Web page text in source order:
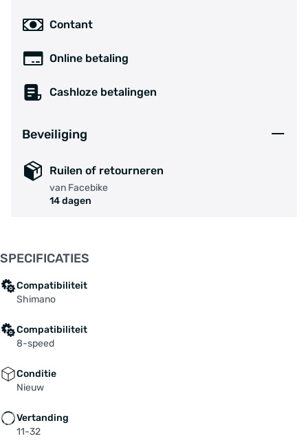
Contant
Online betaling
Cashloze betalingen
Beveiliging
Ruilen of retourneren
van Facebike
14 dagen
SPECIFICATIES
Compatibiliteit
Shimano
Compatibiliteit
8-speed
Conditie
Nieuw
Vertanding
11-32